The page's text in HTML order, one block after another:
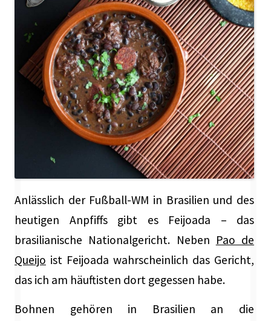
Anlässlich der Fußball-WM in Brasilien und des
heutigen Anpfiffs gibt es Feijoada – das
brasilianische Nationalgericht. Neben Pao de
Queijo ist Feijoada wahrscheinlich das Gericht,
das ich am häuftisten dort gegessen habe.
Bohnen gehören in Brasilien an die